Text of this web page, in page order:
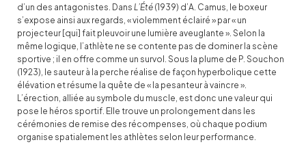
d’un des antagonistes. Dans L’Été (1939) d’A. Camus, le boxeur
s’expose ainsi aux regards, « violemment éclairé » par « un
projecteur [qui] fait pleuvoir une lumière aveuglante ». Selon la
même logique, l’athlète ne se contente pas de dominer la scène
sportive ; il en offre comme un survol. Sous la plume de P. Souchon
(1923), le sauteur à la perche réalise de façon hyperbolique cette
élévation et résume la quête de « la pesanteur à vaincre »
L’érection, alliée au symbole du muscle, est donc une valeur qui
pose le héros sportif. Elle trouve un prolongement dans les
cérémonies de remise des récompenses, où chaque podium
organise spatialement les athlètes selon leur performance.